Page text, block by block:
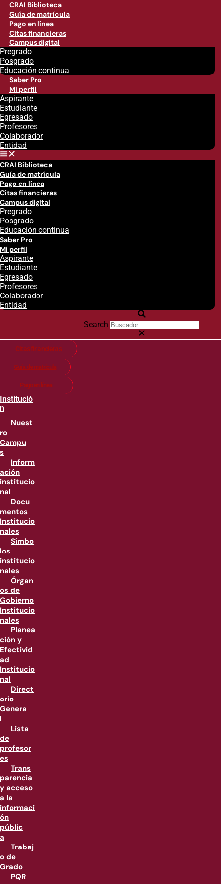
CRAI Biblioteca
Guía de matrícula
Pago en línea
Citas financieras
Campus digital
Pregrado
Posgrado
Educación continua
Saber Pro
Mi perfil
Aspirante
Estudiante
Egresado
Profesores
Colaborador
Entidad
CRAI Biblioteca
Guía de matrícula
Pago en línea
Citas financieras
Campus digital
Pregrado
Posgrado
Educación continua
Saber Pro
Mi perfil
Aspirante
Estudiante
Egresado
Profesores
Colaborador
Entidad
Search
Citas financieras
Guía de matricula
Pago en línea
Institució
n
Nuest
ro
Campu
s
Inform
ación
institucio
nal
Docu
mentos
Institucio
nales
Símbo
los
institucio
nales
Órgan
os de
Gobierno
Institucio
nales
Planea
ción y
Efectivid
ad
Institucio
nal
Direct
orio
Genera
l
Lista
de
profesor
es
Trans
parencia
y acceso
a la
informaci
ón
públic
a
Trabaj
o de
Grado
PQR